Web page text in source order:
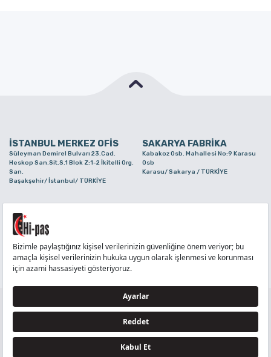
İSTANBUL MERKEZ OFİS SAKARYA FABRİKA
Süleyman Demirel Bulvarı 23.Cad.
Heskop San.Sit.S.1 Blok Z:1-2 İkitelli Org.
San.
Başakşehir/ İstanbul/ TÜRKİYE
Kabakoz Osb. Mahallesi No:9 Karasu
Osb
Karasu/ Sakarya / TÜRKİYE
Alaaddinbey Mah. Ayfatma Cad. No.11 A/C
Sam.3 Plaza B Blok Nilüfer/ Bursa/
TÜRKİYE
TELEFON
TÜM HAKLARI Hİ-PAŞ PLASTİK EŞYA TİC. VE SAN. LTD. ŞTİ..’E AİTTİR
Tedarikçi ve İş Ortakları Aydınlatma Metni - Ziyaretçi Aydınlatma Metni - Veri Sahibi Başvuru